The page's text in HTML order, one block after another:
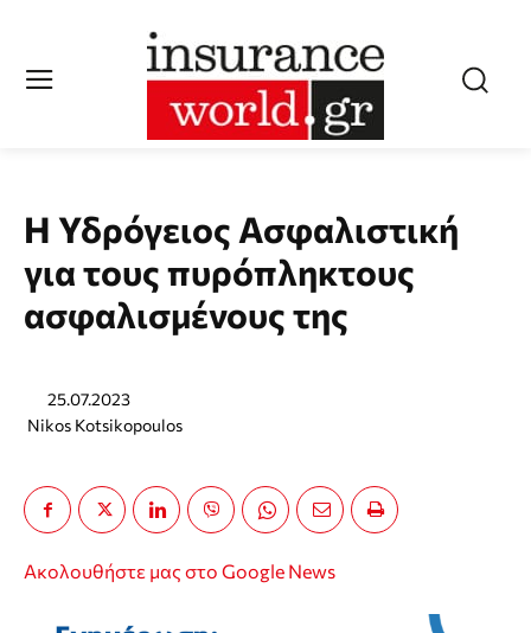
Η Υδρόγειος Ασφαλιστική
για τους πυρόπληκτους
ασφαλισμένους της
25.07.2023
Nikos Kotsikopoulos
Ακολουθήστε μας στο Google News